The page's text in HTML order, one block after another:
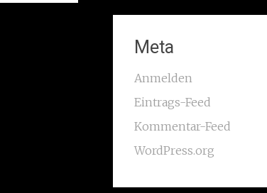
Meta
Anmelden
Eintrags-Feed
Kommentar-Feed
WordPress.org